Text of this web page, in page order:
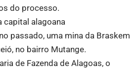
do processo.
capital alagoana
passado, uma mina da Braskem
no bairro Mutange.
de Fazenda de Alagoas, o